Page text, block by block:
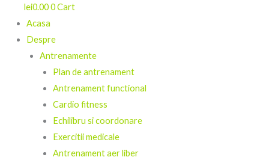
lei0.000Cart
Acasa
Despre
Antrenamente
Plan de antrenament
Antrenament functional
Cardio fitness
Echilibru si coordonare
Exercitii medicale
Antrenament aer liber